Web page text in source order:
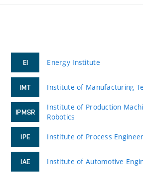
EI Energy Institute
IMT Institute of Manufacturing
IPMSR
Institute of Production
Robotics
IPE Institute of Process
IAE Institute of Automotive